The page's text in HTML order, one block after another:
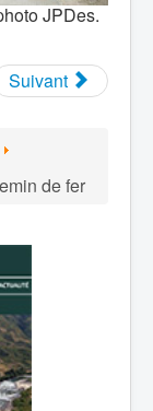
JPDes.
Suivant
de fer